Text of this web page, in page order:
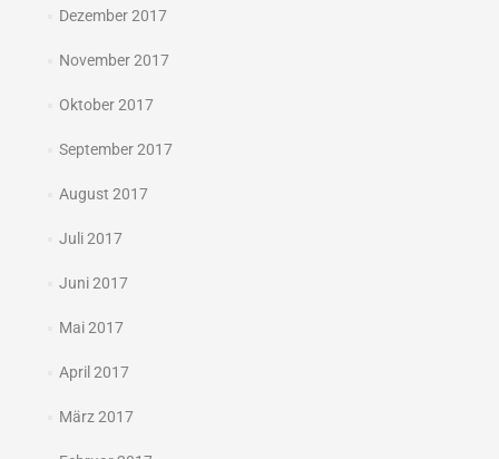
Dezember 2017
November 2017
Oktober 2017
September 2017
August 2017
Juli 2017
Juni 2017
Mai 2017
April 2017
März 2017